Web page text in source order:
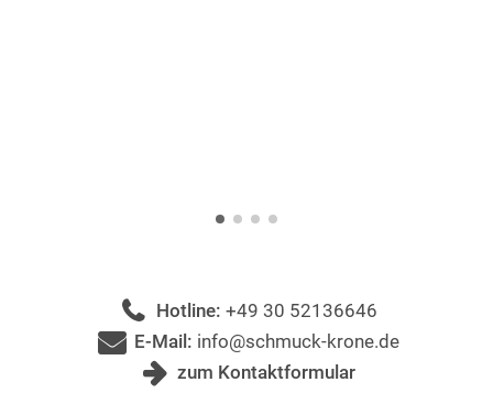
Hotline: +49 30 52136646
E-Mail: info@schmuck-krone.de
zum Kontaktformular